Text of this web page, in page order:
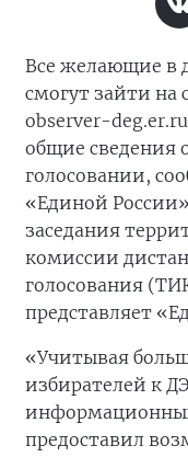
Все желающие в
смогут зайти на
observer-
общие сведения
голосовании,
«Единой России»
заседания
комиссии
голосования
представляет
«Учитывая
избирателей к
предоставил